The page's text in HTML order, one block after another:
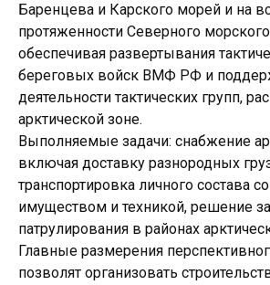
Баренцева и Карского морей и на
протяженности Северного
обеспечивая развертывания
береговых войск ВМФ РФ и
деятельности тактических групп,
арктической зоне.
Выполняемые задачи: снабжение
включая доставку разнородных
транспортировка личного состава
имуществом и техникой, решение
патрулирования в районах
Главные размерения
позволят организовать